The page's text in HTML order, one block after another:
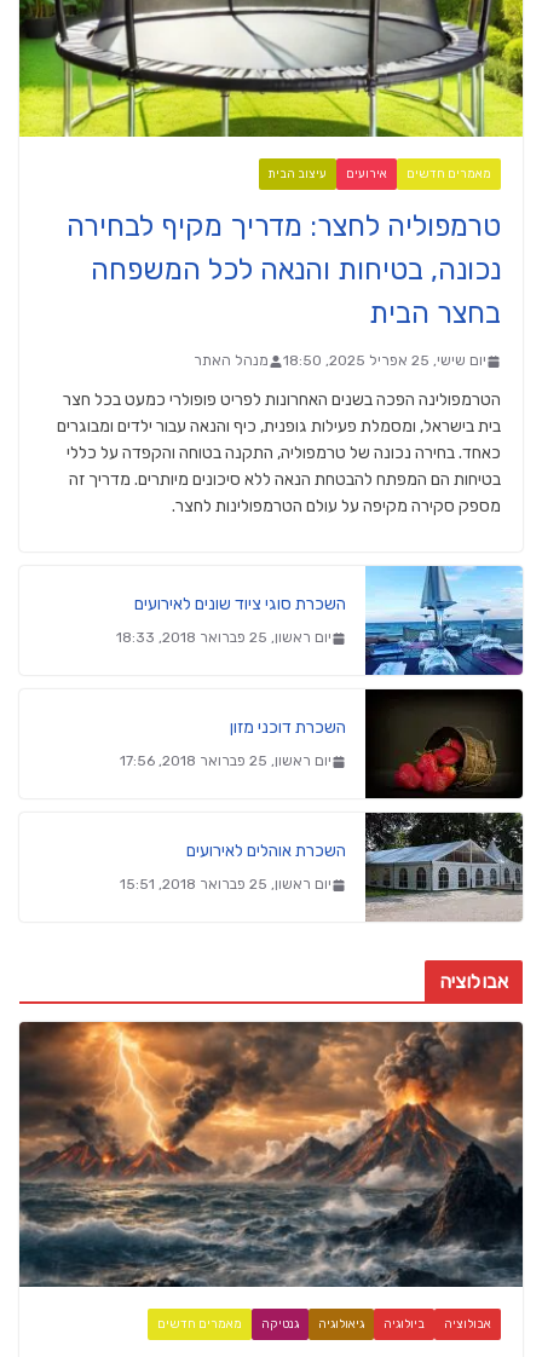
מאמרים חדשים אירועים עיצוב הבית
טרמפוליה לחצר: מדריך מקיף לבחירה
נכונה, בטיחות והנאה לכל המשפחה
בחצר הבית
יום שישי, 25 אפריל 2025, 18:50 מנהל האתר
הטרמפולינה הפכה בשנים האחרונות לפריט פופולרי כמעט בכל חצר
בית בישראל, ומסמלת פעילות גופנית, כיף והנאה עבור ילדים ומבוגרים
כאחד. בחירה נכונה של טרמפוליה, התקנה בטוחה והקפדה על כללי
בטיחות הם המפתח להבטחת הנאה ללא סיכונים מיותרים. מדריך זה
מספק סקירה מקיפה על עולם הטרמפולינות לחצר.
השכרת סוגי ציוד שונים לאירועים
יום ראשון, 25 פברואר 2018, 18:33
השכרת דוכני מזון
יום ראשון, 25 פברואר 2018, 17:56
השכרת אוהלים לאירועים
יום ראשון, 25 פברואר 2018, 15:51
אבולוציה
אבולוציה ביולוגיה גיאולוגיה גנטיקה מאמרים חדשים